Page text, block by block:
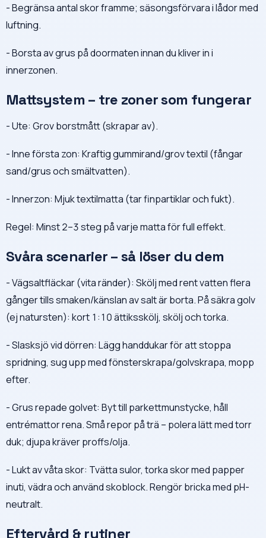
- Begränsa antal skor framme; säsongsförvara i lådor med
luftning.
- Borsta av grus på doormaten innan du kliver in i
innerzonen.
Mattsystem – tre zoner som fungerar
- Ute: Grov borstmått (skrapar av).
- Inne första zon: Kraftig gummirand/grov textil (fångar
sand/grus och smältvatten).
- Innerzon: Mjuk textilmatta (tar finpartiklar och fukt).
Regel: Minst 2–3 steg på varje matta för full effekt.
Svåra scenarier – så löser du dem
- Vägsaltfläckar (vita ränder): Skölj med rent vatten flera
gånger tills smaken/känslan av salt är borta. På säkra golv
(ej natursten): kort 1:10 ättiksskölj, skölj och torka.
- Slasksjö vid dörren: Lägg handdukar för att stoppa
spridning, sug upp med fönsterskrapa/golvskrapa, mopp
efter.
- Grus repade golvet: Byt till parkettmunstycke, håll
entrémattor rena. Små repor på trä – polera lätt med torr
duk; djupa kräver proffs/olja.
- Lukt av våta skor: Tvätta sulor, torka skor med papper
inuti, vädra och använd skoblock. Rengör bricka med pH-
neutralt.
Eftervård & rutiner